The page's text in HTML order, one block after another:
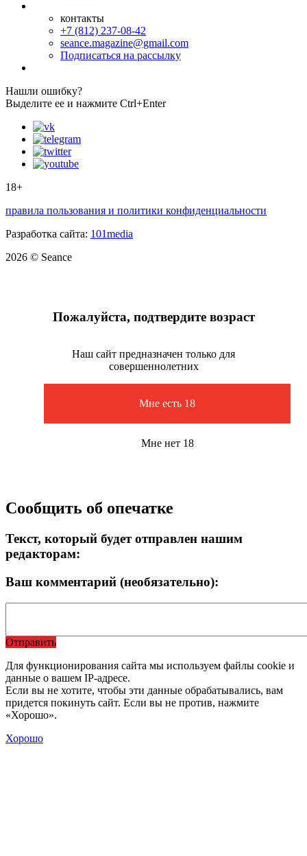
контакты
+7 (812) 237-08-42
seance.magazine@gmail.com
Подписаться на рассылку
Нашли ошибку?
Выделите ее и нажмите Ctrl+Enter
18+
правила пользования и политики конфиденциальности
Разработка сайта: 101media
2026 © Seance
Пожалуйста, подтвердите возраст
Наш сайт предназначен только для
совершеннолетних
Мне есть 18
Мне нет 18
Сообщить об опечатке
Текст, который будет отправлен нашим
редакторам:
Ваш комментарий (необязательно):
Отправить
Для функционирования сайта мы используем файлы cookie и
данные о вашем IP-адресе.
Если вы не хотите, чтобы эти данные обрабатывались, вам
придется покинуть сайт. Если вы не против, нажмите
«Хорошо».
Хорошо